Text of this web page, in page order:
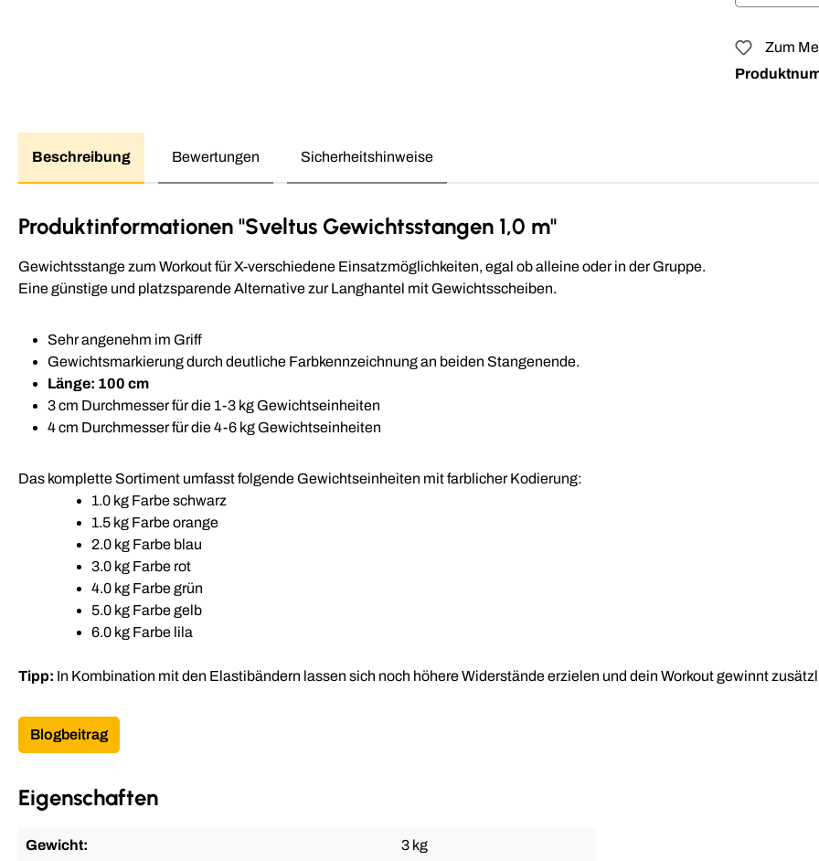
Zum
Beschreibung Bewertungen Sicherheitshinweise
Produktinformationen "Sveltus Gewichtsstangen 1,0 m"
Gewichtsstange zum Workout für X-verschiedene Einsatzmöglichkeiten, egal ob alleine oder in der Gruppe.
Eine günstige und platzsparende Alternative zur Langhantel mit Gewichtsscheiben.
Sehr angenehm im Griff
Gewichtsmarkierung durch deutliche Farbkennzeichnung an beiden Stangenende.
Länge: 100 cm
3 cm Durchmesser für die 1-3 kg Gewichtseinheiten
4 cm Durchmesser für die 4-6 kg Gewichtseinheiten
Das komplette Sortiment umfasst folgende Gewichtseinheiten mit farblicher Kodierung:
1.0 kg Farbe schwarz
1.5 kg Farbe orange
2.0 kg Farbe blau
3.0 kg Farbe rot
4.0 kg Farbe grün
5.0 kg Farbe gelb
6.0 kg Farbe lila
Tipp: In Kombination mit den Elastibändern lassen sich noch höhere Widerstände erzielen und dein Workout gewinnt
Blogbeitrag
Eigenschaften
Gewicht: 3 kg